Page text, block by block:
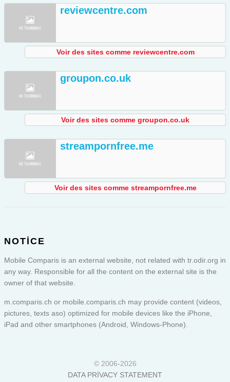
reviewcentre.com
Voir des sites comme reviewcentre.com
groupon.co.uk
Voir des sites comme groupon.co.uk
streampornfree.me
Voir des sites comme streampornfree.me
NOTICE
Mobile Comparis is an external website, not related with tr.odir.org in
any way. Responsible for all the content on the external site is the
owner of that website.
m.comparis.ch or mobile.comparis.ch may provide content (videos,
pictures, texts aso) optimized for mobile devices like the iPhone,
iPad and other smartphones (Android, Windows-Phone).
© 2006-2026
DATA PRIVACY STATEMENT